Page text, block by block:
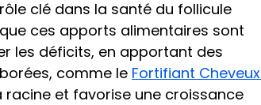
clé dans la santé du follicule
ces apports alimentaires sont
les déficits, en apportant des
comme le Fortifiant Cheveux
et favorise une croissance